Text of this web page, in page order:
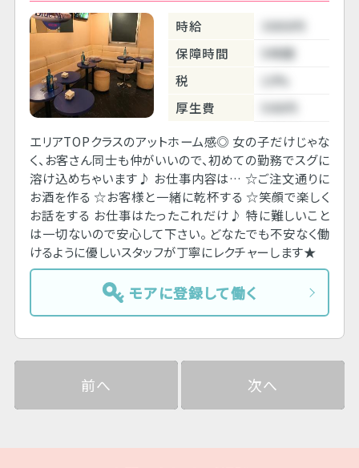
時給
3000円
保障時間
5時間
税
10%
厚生費
500円
エリアTOPクラスのアットホーム感◎ 女の子だけじゃな
く、お客さん同士も仲がいいので、初めての勤務でスグに
溶け込めちゃいます♪ お仕事内容は… ☆ご注文通りに
お酒を作る ☆お客様と一緒に乾杯する ☆笑顔で楽しく
お話をする お仕事はたったこれだけ♪ 特に難しいこと
は一切ないので安心して下さい。 どなたでも不安なく働
けるように優しいスタッフが丁寧にレクチャーします★
モアに登録して働く
前へ 次へ